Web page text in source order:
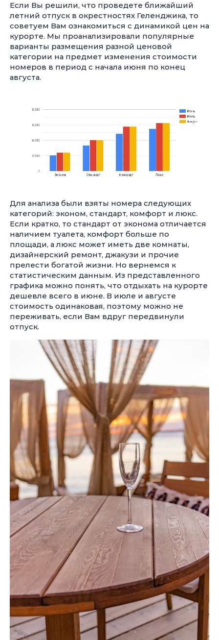
Если Вы решили, что проведете ближайший
летний отпуск в окрестностях Геленджика, то
советуем Вам ознакомиться с динамикой цен на
курорте. Мы проанализировали популярные
варианты размещения разной ценовой
категории на предмет изменения стоимости
номеров в период с начала июня по конец
августа.
Для анализа были взяты номера следующих
категорий: эконом, стандарт, комфорт и люкс.
Если кратко, то стандарт от эконома отличается
наличием туалета, комфорт больше по
площади, а люкс может иметь две комнаты,
дизайнерский ремонт, джакузи и прочие
прелести богатой жизни. Но вернемся к
статистическим данным. Из представленного
графика можно понять, что отдыхать на курорте
дешевле всего в июне. В июле и августе
стоимость одинаковая, поэтому можно не
переживать, если Вам вдруг передвинули
отпуск.